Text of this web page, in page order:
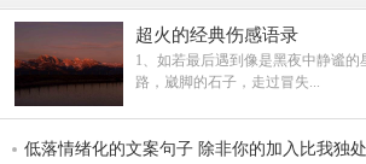
超火的经典伤感语录
1、如若最后遇到像是黑夜中静谧
路，崴脚的石子，走过冒失...
低落情绪化的文案句子 除非你的加入比我独